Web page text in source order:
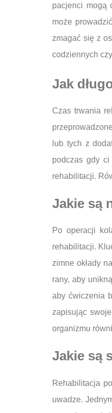
pacjenci mogą
może
zmagać się z
codziennych
Jak
Czas trwania
lub tych z
podczas gdy ci
rehabilitacji.
Jakie są
Po operacji
rehabilitacji.
zimne okłady
rany, aby
aby ćwiczenia
zapisując
organizmu
Jakie są
Rehabilitacja
uwadze.